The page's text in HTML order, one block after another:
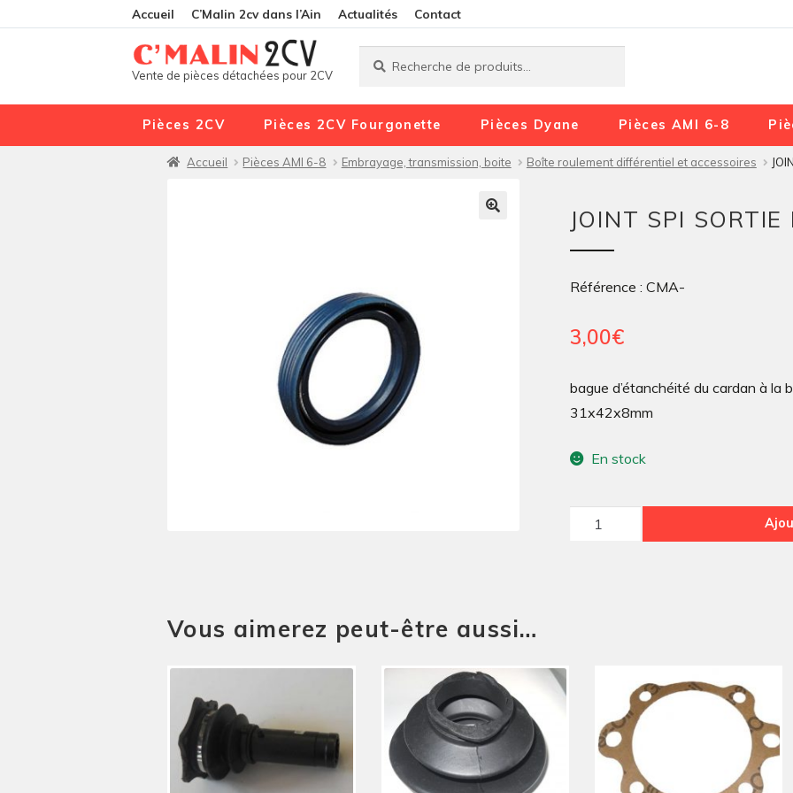
Accueil C’Malin 2cv dans l’Ain Actualités Contact
Vente de pièces détachées pour 2CV
Recherche
Recherche
Pièces 2CV Pièces 2CV Fourgonette Pièces Dyane Pièces AMI 6-8
Accueil Pièces AMI 6-8 Embrayage, transmission, boite Boîte roulement différentiel et accessoires
JOINT SPI
Référence : CMA-
3,00€
bague d’étanchéité du cardan à la
31x42x8mm
En stock
quantité
31X42X8
Vous aimerez peut-être aussi…